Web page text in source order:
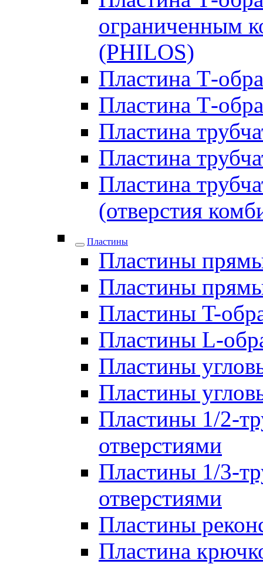
ограниченным
(PHILOS)
Пластина Т-
Пластина Т-
Пластина
Пластина
Пластина
(отверстия
Пластины
Пластины
Пластины
Пластины T-
Пластины L-
Пластины
Пластины
Пластины 1/2-
отверстиями
Пластины 1/3-
отверстиями
Пластины
Пластина